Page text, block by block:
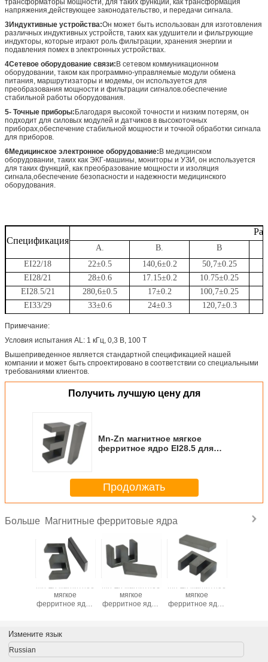
трансформаторы мощности, для таких функций, как трансформация
напряжения,действующее законодательство, и передачи сигнала.
3Индуктивные устройства:Он может быть использован для изготовления
различных индуктивных устройств, таких как удушители и фильтрующие
индукторы, которые играют роль фильтрации, хранения энергии и
подавления помех в электронных устройствах.
4Сетевое оборудование связи:В сетевом коммуникационном
оборудовании, таком как программно-управляемые модули обмена
питания, маршрутизаторы и модемы, он используется для
преобразования мощности и фильтрации сигналов.обеспечение
стабильной работы оборудования.
5- Точные приборы:Благодаря высокой точности и низким потерям, он
подходит для силовых модулей и датчиков в высокоточных
приборах,обеспечение стабильной мощности и точной обработки сигнала
для приборов.
6Медицинское электронное оборудование:В медицинском
оборудовании, таких как ЭКГ-машины, мониторы и УЗИ, он используется
для таких функций, как преобразование мощности и изоляция
сигнала,обеспечение безопасности и надежности медицинского
оборудования.
Спецификация
А. В.
В
EI22/18
22±0.5 140,6±0.2 50,7±0.25
EI28/21
28±0.6 17.15±0.2 10.75±0.25
EI28.5/21
280,6±0.5 17±0.2 100,7±0.25
EI33/29
33±0.6 24±0.3 120,7±0.3
Примечание:
Условия испытания AL: 1 кГц, 0,3 В, 100 Т
Вышеприведенное является стандартной спецификацией нашей
компании и может быть спроектировано в соответствии со специальными
требованиями клиентов.
Получить лучшую цену для
Mn-Zn магнитное мягкое
ферритное ядро EI28.5 для
Продолжать
Больше Магнитные ферритовые ядра
Mn-Zn магнитное
мягкое
ферритное ядро
Mn-Zn магнитное
мягкое
ферритное ядро
Mn-Zn магнитное
мягкое
ферритное ядро
Измените язык
Russian